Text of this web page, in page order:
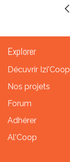
Explorer
Décuvrir Izi'Coop
Nos projets
Forum
Adhérer
Al'Coop